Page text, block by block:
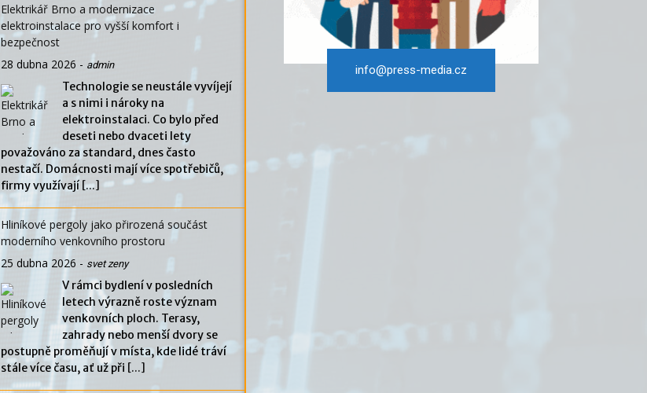
Elektrikář Brno a modernizace
elektroinstalace pro vyšší komfort i
bezpečnost
28 dubna 2026 - admin
Technologie se neustále vyvíjejí
a s nimi i nároky na
elektroinstalaci. Co bylo před
deseti nebo dvaceti lety
považováno za standard, dnes často
nestačí. Domácnosti mají více spotřebičů,
firmy využívají [...]
Hliníkové pergoly jako přirozená součást
moderního venkovního prostoru
25 dubna 2026 - svet zeny
V rámci bydlení v posledních
letech výrazně roste význam
venkovních ploch. Terasy,
zahrady nebo menší dvory se
postupně proměňují v místa, kde lidé tráví
stále více času, ať už při [...]
info@press-media.cz